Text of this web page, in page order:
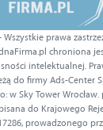
prawa
chroniona
intelektualnej.
do firmy Ads-Center
w Sky Tower
do Krajowego
prowadzonego